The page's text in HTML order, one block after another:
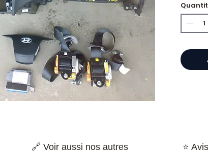
⭐
🔗 Voir aussi nos autres
⭐